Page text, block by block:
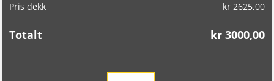
Pris dekk
kr2625,00
Totalt kr3000,00
Continental